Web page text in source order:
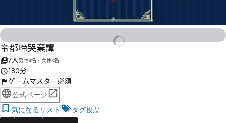
帝都啼哭棄譚
7人男性4名・女性3名
180分
ゲームマスター必須
公式ページ
気になるリスト
タグ投票